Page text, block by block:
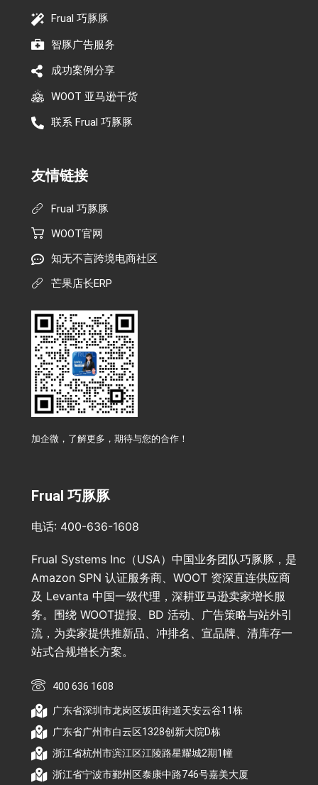
Frual 巧豚豚
智豚广告服务
成功案例分享
WOOT 亚马逊干货
联系 Frual 巧豚豚
友情链接
Frual 巧豚豚
WOOT官网
知无不言跨境电商社区
芒果店长ERP
加企微，了解更多，期待与您的合作！
Frual 巧豚豚
电话: 400-636-1608
Frual Systems Inc（USA）中国业务团队巧豚豚，是
Amazon SPN 认证服务商、WOOT 资深直连供应商
及 Levanta 中国一级代理，深耕亚马逊卖家增长服
务。围绕 WOOT提报、BD 活动、广告策略与站外引
流，为卖家提供推新品、冲排名、宣品牌、清库存一
站式合规增长方案。
400 636 1608
广东省深圳市龙岗区坂田街道天安云谷11栋
广东省广州市白云区1328创新大院D栋
浙江省杭州市滨江区江陵路星耀城2期1幢
浙江省宁波市鄞州区泰康中路746号嘉美大厦